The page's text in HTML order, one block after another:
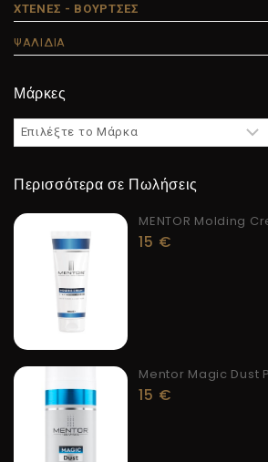
ΧΤΕΝΕΣ - ΒΟΥΡΤΣΕΣ
ΨΑΛΙΔΙΑ
Μάρκες
Περισσότερα σε Πωλήσεις
MENTOR Molding
15 €
Mentor Magic Dust
15 €